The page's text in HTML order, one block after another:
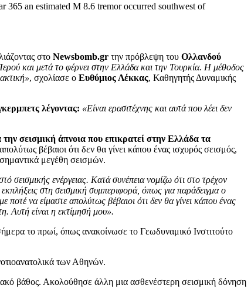
365 an estimated M 8.6 tremor occurred southwest of
στο Newsbomb.gr την πρόβλεψη του Ολλανδού
και μετά το φέρνει στην Ελλάδα και την Τουρκία. Η μέθοδος
, σχολίασε ο Ευθύμιος Λέκκας, Καθηγητής Δυναμικής
λέγοντας: «Είναι ερασιτέχνης και αυτά που λέει δεν
την σεισμική άπνοια που επικρατεί στην Ελλάδα τα
βέβαιοι ότι δεν θα γίνει κάπου ένας ισχυρός σεισμός,
μεγέθη σεισμών.
ενέργειας. Κατά συνέπεια νομίζω ότι στο τρέχον
στη σεισμική συμπεριφορά, όπως για παράδειγμα ο
να είμαστε απολύτως βέβαιοι ότι δεν θα γίνει κάπου ένας
Αυτή είναι η εκτίμησή μου».
το πρωί, όπως ανακοίνωσε το Γεωδυναμικό Ινστιτούτο
των Αθηνών.
βάθος. Ακολούθησε άλλη μια ασθενέστερη σεισμική δόνηση